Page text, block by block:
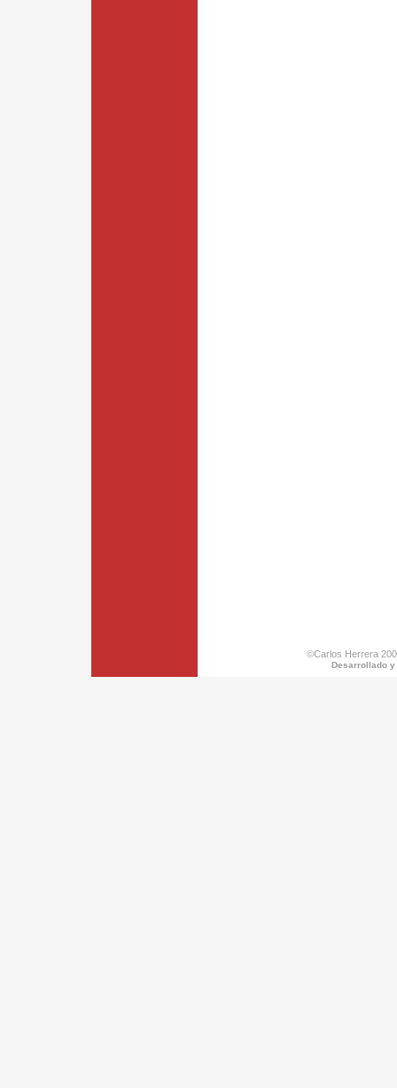
©Carlos Herrera
Desarrollado